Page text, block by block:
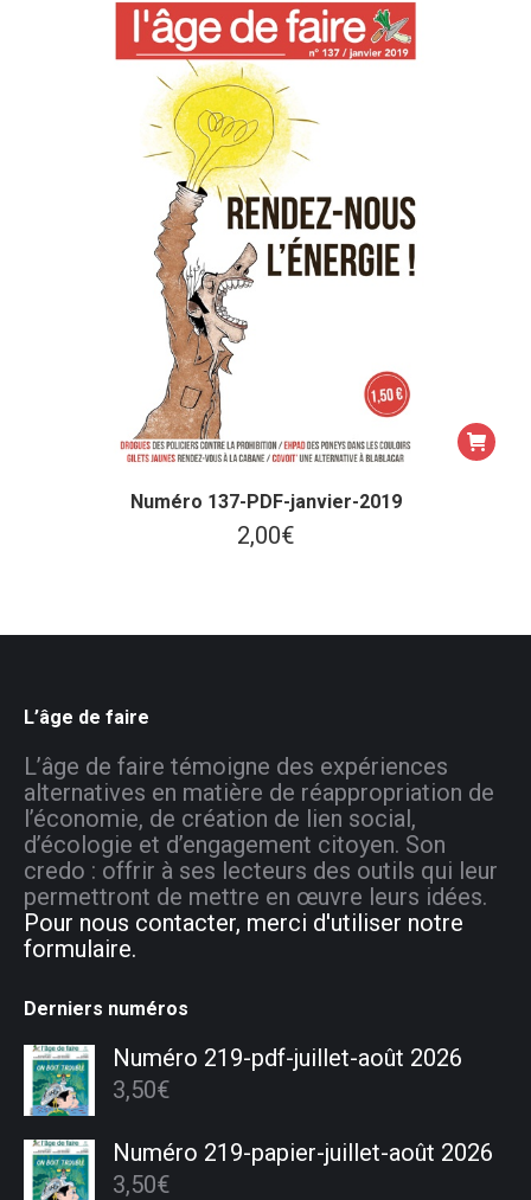
Numéro 137-PDF-janvier-2019
2,00€
L’âge de faire
L’âge de faire témoigne des expériences
alternatives en matière de réappropriation de
l’économie, de création de lien social,
d’écologie et d’engagement citoyen. Son
credo : offrir à ses lecteurs des outils qui leur
permettront de mettre en œuvre leurs idées.
Pour nous contacter, merci d'utiliser notre
formulaire.
Derniers numéros
Numéro 219-pdf-juillet-août 2026
3,50€
Numéro 219-papier-juillet-août 2026
3,50€